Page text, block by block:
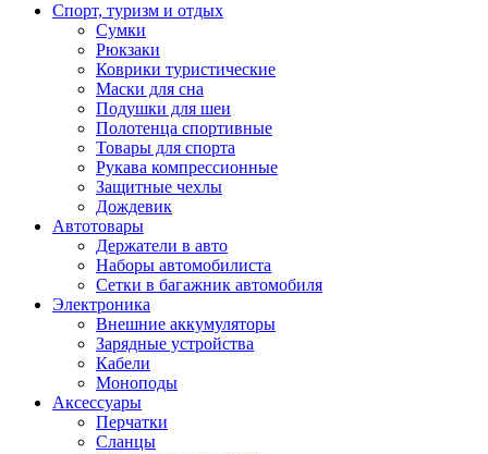
Спорт, туризм и отдых
Сумки
Рюкзаки
Коврики туристические
Маски для сна
Подушки для шеи
Полотенца спортивные
Товары для спорта
Рукава компрессионные
Защитные чехлы
Дождевик
Автотовары
Держатели в авто
Наборы автомобилиста
Сетки в багажник автомобиля
Электроника
Внешние аккумуляторы
Зарядные устройства
Кабели
Моноподы
Аксессуары
Перчатки
Сланцы